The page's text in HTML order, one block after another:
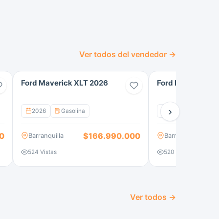
Ver todos del vendedor →
Ford Maverick XLT 2026
2026 Gasolina
Barranquilla $166.990.000
524 Vistas
Ford F-150
2026
Barranquilla
520 Vistas
›
Ver todos →